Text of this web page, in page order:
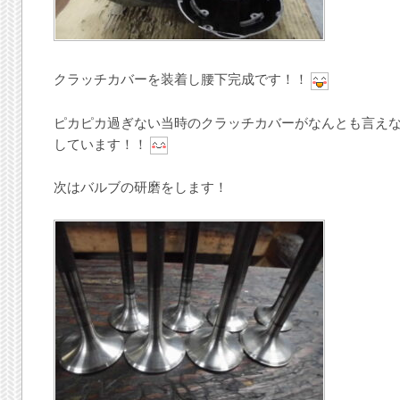
クラッチカバーを装着し腰下完成です！！
ピカピカ過ぎない当時のクラッチカバーがなんとも言え
しています！！
次はバルブの研磨をします！